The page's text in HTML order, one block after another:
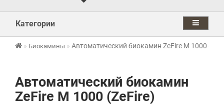
Категории
Биокамины Автоматический биокамин ZeFire М 1000
Автоматический биокамин
ZeFire М 1000 (ZeFire)